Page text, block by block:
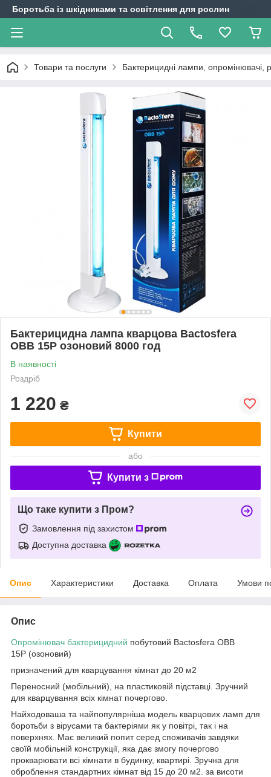
Боротьба із шкідниками та освітлення для рослин
Товари та послуги Бактерицидні лампи, опромінювачі,
Бактерицидна лампа кварцова Bactosfera
OBB 15P озоновий 8000 год
В наявності
Роздріб
1 220 ₴
Купити
або
Купити з
Що таке купити з Пром?
Замовлення під захистом
Доступна доставка
Опис Характеристики Доставка Оплата Умови
Опис
Опромінювач бактерицидний побутовий Bactosfera OBB
15P (озоновий)
призначений для кварцування кімнат до 20 м2
Переносний (мобільний), на пластиковій підставці. Зручний
для кварцування всіх кімнат почергово.
Найходоваша та найпопулярніша модель кварцових ламп для
боротьби з вірусами та бактеріями як у повітрі, так і на
поверхнях. Має великий попит серед споживачів завдяки
своїй мобільній конструкції, яка дає змогу почергово
прокварювати всі кімнати в будинку, квартирі. Зручна для
оброблення стандартних кімнат від 15 до 20 м2. за висоти